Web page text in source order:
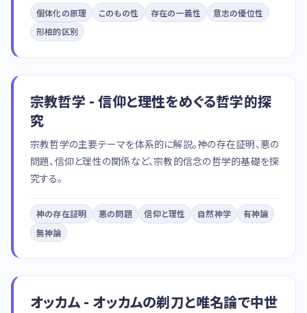
個体化の原理 このもの性 存在の一義性
意志の優位性
形相的区別
宗教哲学 - 信仰と理性をめぐる哲学的探
究
宗教哲学の主要テーマを体系的に解説。神の存在証明、悪の
問題、信仰と理性の関係など、宗教的信念の哲学的基礎を探
究する。
神の存在証明 悪の問題 信仰と理性 自然神学
有神論
無神論
オッカム - オッカムの剃刀と唯名論で中世